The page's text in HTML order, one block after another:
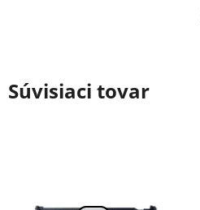
Súvisiaci tovar